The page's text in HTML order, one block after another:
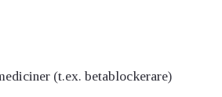
(t.ex. betablockerare)